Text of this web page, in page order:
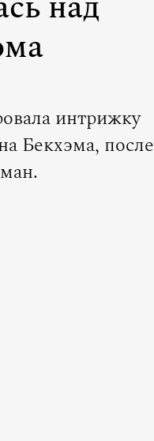
интрижку
Бекхэма, после